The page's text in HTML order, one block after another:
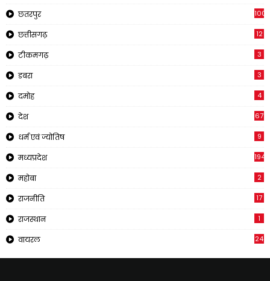
छतरपुर 1001
छत्तीसगढ़ 12
टीकमगढ़ 3
डबरा 3
दमोह 4
देश 67
धर्म एवं ज्योतिष 9
मध्यप्रदेश 194
महोबा 2
राजनीति 17
राजस्थान 1
वायरल 24